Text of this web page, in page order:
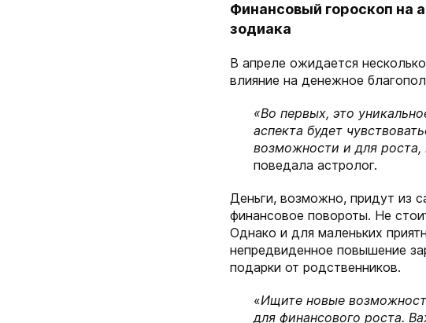
Финансовый гороскоп на
зодиака
В апреле ожидается
влияние на денежное
«Во первых, это
аспекта будет
возможности и для
поведала астролог.
Деньги, возможно, придут из
финансовое повороты. Не
Однако и для маленьких
непредвиденное повышение
подарки от родственников.
«Ищите новые
для финансового роста.